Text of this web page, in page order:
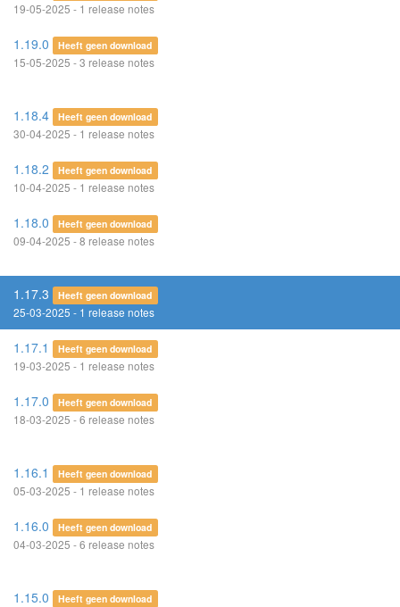
19-05-2025 - 1 release notes
1.19.0 Heeft geen download
15-05-2025 - 3 release notes
1.18.4 Heeft geen download
30-04-2025 - 1 release notes
1.18.2 Heeft geen download
10-04-2025 - 1 release notes
1.18.0 Heeft geen download
09-04-2025 - 8 release notes
1.17.3 Heeft geen download
25-03-2025 - 1 release notes
1.17.1 Heeft geen download
19-03-2025 - 1 release notes
1.17.0 Heeft geen download
18-03-2025 - 6 release notes
1.16.1 Heeft geen download
05-03-2025 - 1 release notes
1.16.0 Heeft geen download
04-03-2025 - 6 release notes
1.15.0 Heeft geen download